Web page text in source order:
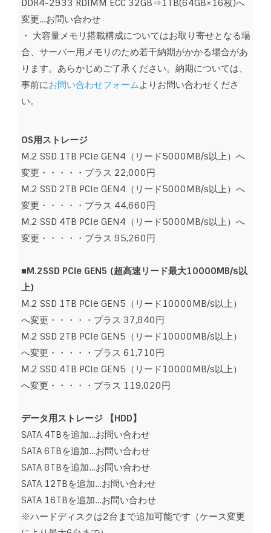
DDR4-2933 RDIMM ECC 32GB⇒1TB(64GB×16枚)へ
変更…お問い合わせ
・ 大容量メモリ搭載構成についてはお取り寄せとなる場
合、サーバー用メモリのため若干納期がかかる場合があ
ります。あらかじめご了承ください。納期については、
事前にお問い合わせフォームより お問い合わせくださ
い。
OS用ストレージ
M.2 SSD 1TB PCIe GEN4（リード5000MB/s以上）へ
変更・・・・・プラス 22,000円
M.2 SSD 2TB PCIe GEN4（リード5000MB/s以上）へ
変更・・・・・プラス 44,660円
M.2 SSD 4TB PCIe GEN4（リード5000MB/s以上）へ
変更・・・・・プラス 95,260円
■M.2SSD PCIe GEN5 (超高速リード最大10000MB/s以
上)
M.2 SSD 1TB PCIe GEN5（リード10000MB/s以上）
へ変更・・・・・プラス 37,840円
M.2 SSD 2TB PCIe GEN5（リード10000MB/s以上）
へ変更・・・・・プラス 61,710円
M.2 SSD 4TB PCIe GEN5（リード10000MB/s以上）
へ変更・・・・・プラス 119,020円
データ用ストレージ 【HDD】
SATA 4TBを追加…お問い合わせ
SATA 6TBを追加…お問い合わせ
SATA 8TBを追加…お問い合わせ
SATA 12TBを追加…お問い合わせ
SATA 16TBを追加…お問い合わせ
※ハードディスクは2台まで追加可能です（ケース変更